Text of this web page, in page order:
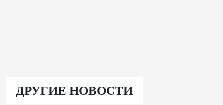
ДРУГИЕ НОВОСТИ